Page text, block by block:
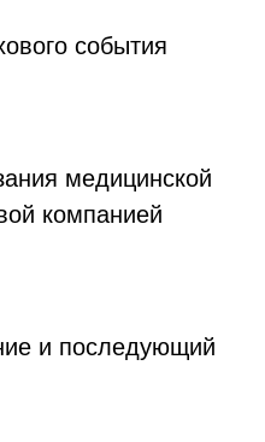
события
медицинской
компанией
и последующий